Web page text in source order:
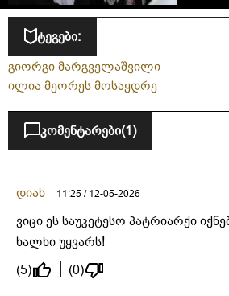
ტეგები:
გიორგი მარგველაშვილი
ილია მეორეს მოსაყდრე
კომენტარები(1)
დიახ 11:25 / 12-05-2026
ვიცი ეს საუკეტესო პატრიარქი
ხალხი უყვარს!
(5)
(0)